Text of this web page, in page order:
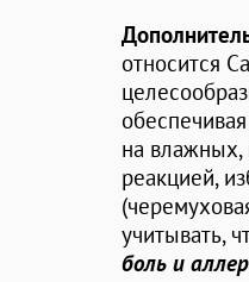
относится
на влажных,
реакцией,
учитывать,
боль и